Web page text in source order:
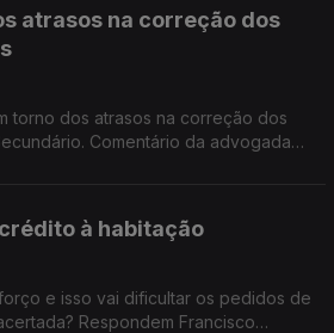
atrasos na correção dos
torno dos atrasos na correção dos
Comentário da advogada
à habitação
e isso vai dificultar os pedidos de
Respondem Francisco